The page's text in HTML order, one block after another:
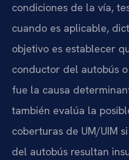
condiciones de la vía,
cuando es aplicable,
objetivo es establecer
conductor del autobús
fue la causa
también evalúa la
coberturas de UM/UIM
del autobús resultan